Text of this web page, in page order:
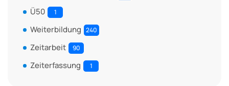
Ü50 1
Weiterbildung 240
Zeitarbeit 90
Zeiterfassung 1